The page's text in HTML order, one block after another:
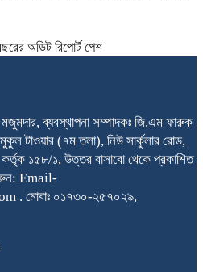
অডিট রিপোর্ট পেশ
ব্যবস্থাপনা সম্পাদকঃ জি.এম ফারুক
টাওয়ার (৭ম তলা), নিউ সার্কুলার রোড,
১৫৮/১, উত্তর বাসাবো থেকে প্রকাশিত
Email-
. মোবাঃ ০১৭৩০-২৫৭০২৯,